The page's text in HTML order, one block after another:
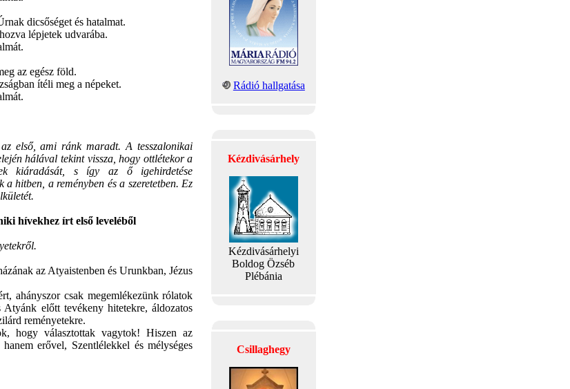
dicsőséget és hatalmat.
lépjetek udvarába.
az egész föld.
ítéli meg a népeket.
első, ami ránk maradt. A tesszalonikai
hálával tekint vissza, hogy ottlétekor a
kiáradását, s így az ő igehirdetése
hitben, a reményben és a szeretetben. Ez
hívekhez írt első leveléből
az Atyaistenben és Urunkban, Jézus
ahányszor csak megemlékezünk rólatok
előtt tevékeny hitetekre, áldozatos
reményetekre.
választottak vagytok! Hiszen az
erővel, Szentlélekkel és mélységes
Rádió hallgatása
Kézdivásárhely
Kézdivásárhelyi
Boldog Özséb
Plébánia
Csillaghegy